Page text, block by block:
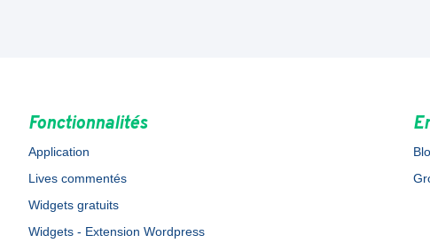
Fonctionnalités
Application
Lives commentés
Widgets gratuits
Widgets - Extension Wordpress